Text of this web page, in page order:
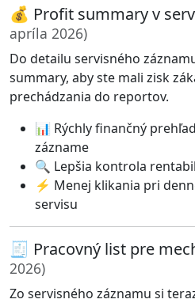
💰 Profit summary v
apríla 2026)
Do detailu servisného
summary, aby ste mali zisk
prechádzania do reportov.
📊 Rýchly finančný
zázname
🔍 Lepšia kontrola
⚡ Menej klikania pri
servisu
🧾 Pracovný list pre
2026)
Zo servisného záznamu si